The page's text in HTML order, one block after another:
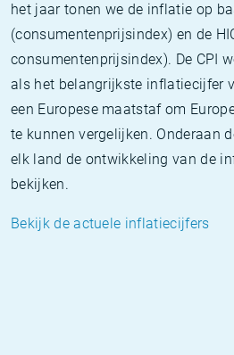
het jaar tonen we de inflatie op
(consumentenprijsindex) en de
consumentenprijsindex). De CPI
als het belangrijkste inflatiecijfer
een Europese maatstaf om
te kunnen vergelijken. Onderaan
elk land de ontwikkeling van de
bekijken.
Bekijk de actuele inflatiecijfers